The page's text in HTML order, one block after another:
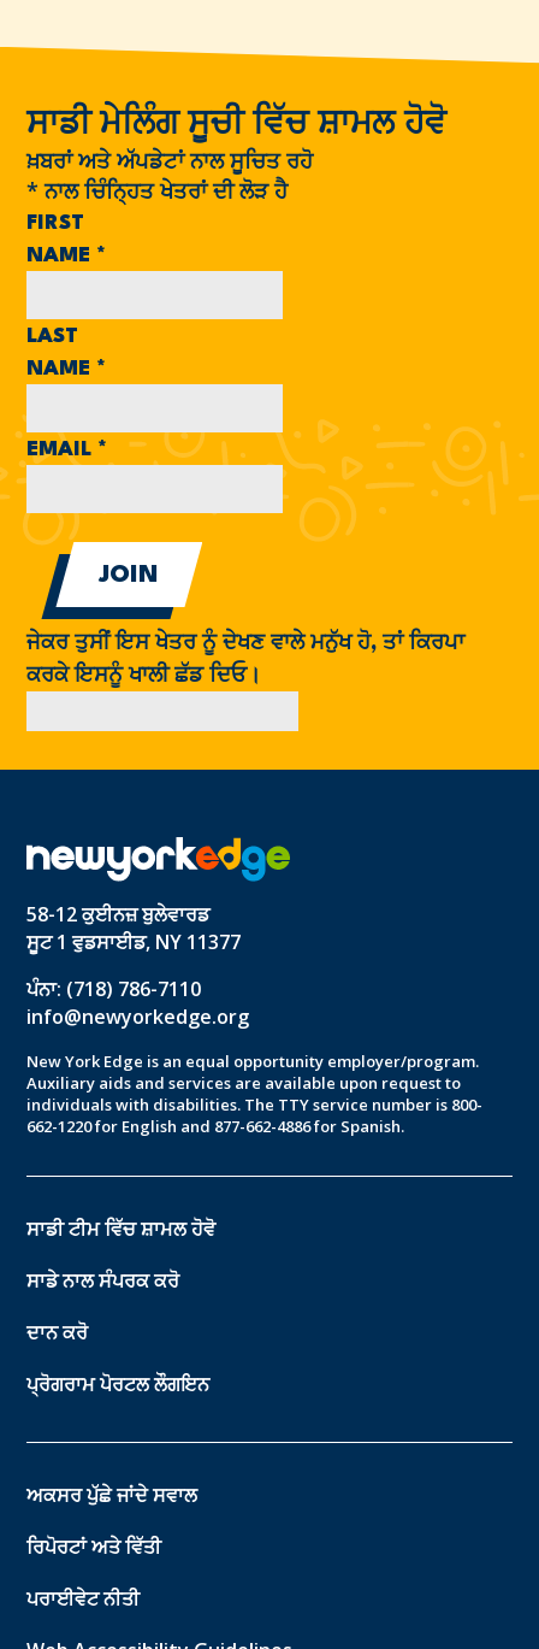
ਸਾਡੀ ਮੇਲਿੰਗ ਸੂਚੀ ਵਿੱਚ ਸ਼ਾਮਲ ਹੋਵੋ
ਖ਼ਬਰਾਂ ਅਤੇ ਅੱਪਡੇਟਾਂ ਨਾਲ ਸੂਚਿਤ ਰਹੋ
* ਨਾਲ ਚਿੰਨ੍ਹਿਤ ਖੇਤਰਾਂ ਦੀ ਲੋੜ ਹੈ
FIRST
NAME *
LAST
NAME *
EMAIL *
ਜੇਕਰ ਤੁਸੀਂ ਇਸ ਖੇਤਰ ਨੂੰ ਦੇਖਣ ਵਾਲੇ ਮਨੁੱਖ ਹੋ, ਤਾਂ ਕਿਰਪਾ
ਕਰਕੇ ਇਸਨੂੰ ਖਾਲੀ ਛੱਡ ਦਿਓ।
58-12 ਕੁਈਨਜ਼ ਬੁਲੇਵਾਰਡ
ਸੂਟ 1 ਵੁਡਸਾਈਡ, NY 11377
ਪੰਨਾ: (718) 786-7110
info@newyorkedge.org
New York Edge is an equal opportunity employer/program.
Auxiliary aids and services are available upon request to
individuals with disabilities. The TTY service number is 800-
662-1220 for English and 877-662-4886 for Spanish.
ਸਾਡੀ ਟੀਮ ਵਿੱਚ ਸ਼ਾਮਲ ਹੋਵੋ
ਸਾਡੇ ਨਾਲ ਸੰਪਰਕ ਕਰੋ
ਦਾਨ ਕਰੋ
ਪ੍ਰੋਗਰਾਮ ਪੋਰਟਲ ਲੌਗਇਨ
ਅਕਸਰ ਪੁੱਛੇ ਜਾਂਦੇ ਸਵਾਲ
ਰਿਪੋਰਟਾਂ ਅਤੇ ਵਿੱਤੀ
ਪਰਾਈਵੇਟ ਨੀਤੀ